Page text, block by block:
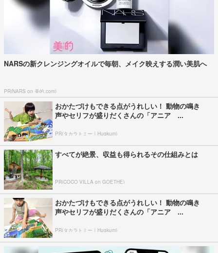
NARSの新クレンジングオイルで毎朝、メイク映えする潤い美肌へ
PR(NARS on 美的.com)
おかたづけもできる点がうれしい！ 動物の鳴き
声やセリフが盛りだくさんの「アニア ...
PR(タカラトミー｜Hugkum)
すべてが絶景、収益も得られるその仕組みとは
PR(COCO VILLA on GOETHE)
おかたづけもできる点がうれしい！ 動物の鳴き
声やセリフが盛りだくさんの「アニア ...
PR(タカラトミー｜Hugkum)